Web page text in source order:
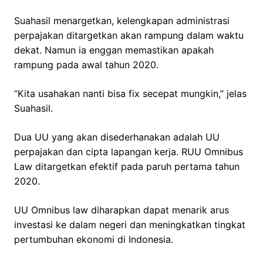
Suahasil menargetkan, kelengkapan administrasi
perpajakan ditargetkan akan rampung dalam waktu
dekat. Namun ia enggan memastikan apakah
rampung pada awal tahun 2020.
“Kita usahakan nanti bisa fix secepat mungkin,” jelas
Suahasil.
Dua UU yang akan disederhanakan adalah UU
perpajakan dan cipta lapangan kerja. RUU Omnibus
Law ditargetkan efektif pada paruh pertama tahun
2020.
UU Omnibus law diharapkan dapat menarik arus
investasi ke dalam negeri dan meningkatkan tingkat
pertumbuhan ekonomi di Indonesia.